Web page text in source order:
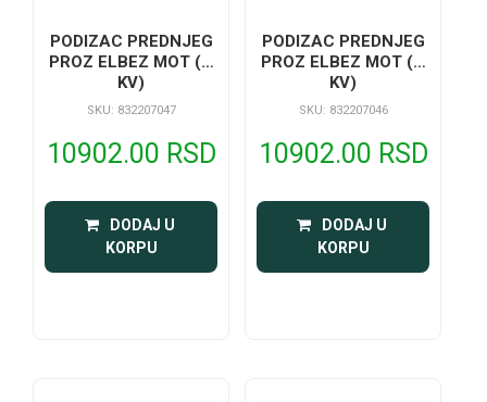
PODIZAC PREDNJEG
PROZ ELBEZ MOT (A
KV)
SKU: 832207047
10902.00 RSD
DODAJ U
KORPU
PODIZAC PREDNJEG
PROZ ELBEZ MOT (A
KV)
SKU: 832207046
10902.00 RSD
DODAJ U
KORPU